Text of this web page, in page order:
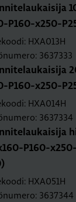
P160-x250-
HXA013H
3637333
P160-x250-
HXA014H
3637334
P160-
HXA051H
3637344